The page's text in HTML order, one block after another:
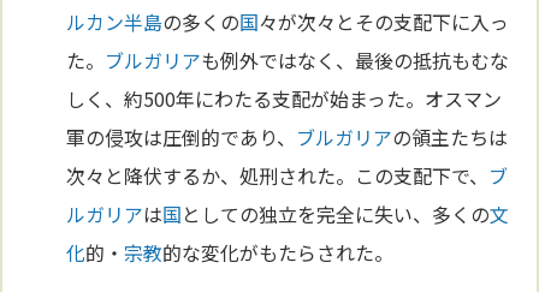
ルカン半島の多くの国々が次々とその支配下に入っ
た。 ブルガリアも例外ではなく、最後の抵抗もむな
しく、約500年にわたる支配が始まった。オスマン
軍の侵攻は圧倒的であり、 ブルガリアの領主たちは
次々と降伏するか、処刑された。この支配下で、 ブ
ルガリアは国としての独立を完全に失い、多くの文
化的・ 宗教的な変化がもたらされた。